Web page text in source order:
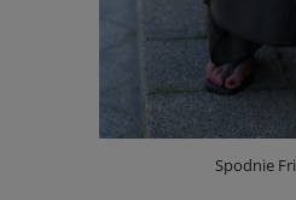
Spodnie